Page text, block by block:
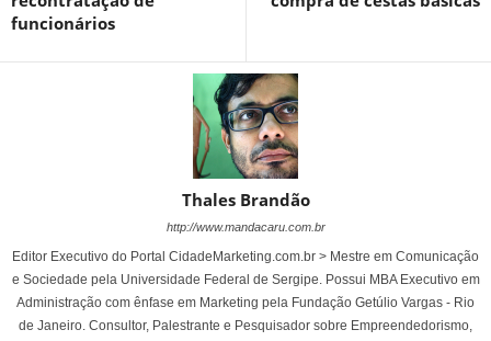
funcionários
Thales Brandão
http://www.mandacaru.com.br
Editor Executivo do Portal CidadeMarketing.com.br > Mestre em Comunicação
e Sociedade pela Universidade Federal de Sergipe. Possui MBA Executivo em
Administração com ênfase em Marketing pela Fundação Getúlio Vargas - Rio
de Janeiro. Consultor, Palestrante e Pesquisador sobre Empreendedorismo,